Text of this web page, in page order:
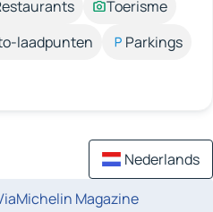
Toerisme
laadpunten
Parkings
Nederlands
Magazine